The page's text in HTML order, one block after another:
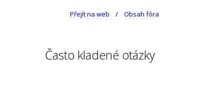
Přejít na web Obsah fóra
Často kladené otázky